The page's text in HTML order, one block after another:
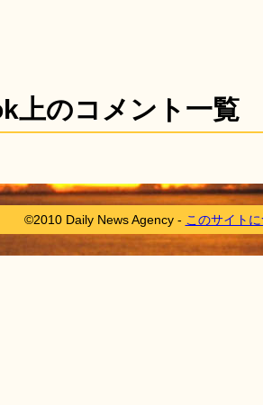
上のコメント一覧
©2010 Daily News Agency - このサイト